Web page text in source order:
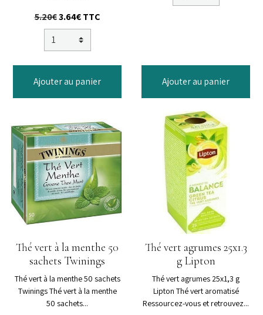
5.20€3.64€TTC
Ajouter au panier Ajouter au panier
Thé vert à la menthe 50
sachets Twinings
Thé vert à la menthe 50 sachets
Twinings Thé vert à la menthe
50 sachets...
Thé vert agrumes 25x1.3
g Lipton
Thé vert agrumes 25x1,3 g
Lipton Thé vert aromatisé
Ressourcez-vous et retrouvez...